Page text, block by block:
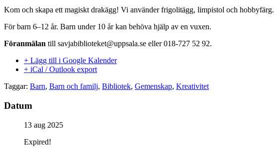
Kom och skapa ett magiskt drakägg! Vi använder frigolitägg, limpistol och hobbyfärg.
För barn 6–12 år. Barn under 10 år kan behöva hjälp av en vuxen.
Föranmälan till savjabiblioteket@uppsala.se eller 018-727 52 92.
+ Lägg till i Google Kalender
+ iCal / Outlook export
Taggar: Barn, Barn och familj, Bibliotek, Gemenskap, Kreativitet
Datum
13 aug 2025
Expired!